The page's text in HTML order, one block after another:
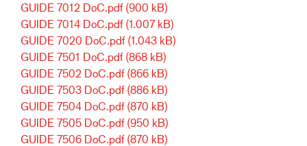
GUIDE 7012 DoC.pdf (900 kB)
GUIDE 7014 DoC.pdf (1.007 kB)
GUIDE 7020 DoC.pdf (1.043 kB)
GUIDE 7501 DoC.pdf (868 kB)
GUIDE 7502 DoC.pdf (866 kB)
GUIDE 7503 DoC.pdf (886 kB)
GUIDE 7504 DoC.pdf (870 kB)
GUIDE 7505 DoC.pdf (950 kB)
GUIDE 7506 DoC.pdf (870 kB)